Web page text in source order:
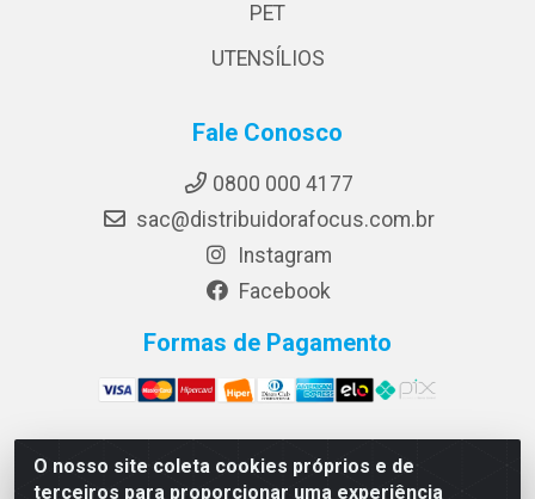
O nosso site coleta cookies próprios e de
terceiros para proporcionar uma experiência
PET
UTENSÍLIOS
Fale Conosco
0800 000 4177
sac@distribuidorafocus.com.br
Instagram
Facebook
Formas de Pagamento
Focus Distribuidora LTDA - Rua Republica Eslovaca, 1121